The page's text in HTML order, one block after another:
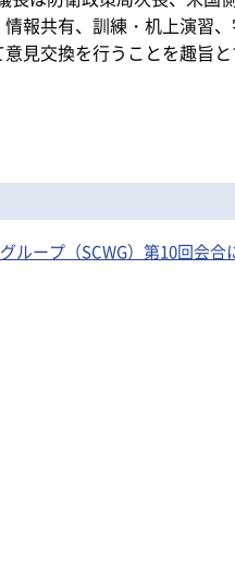
報共有、訓練・机上演習
見交換を行うことを趣旨と
ループ（SCWG）第10回会合